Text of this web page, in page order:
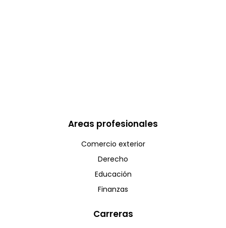
Areas profesionales
Comercio exterior
Derecho
Educación
Finanzas
Carreras